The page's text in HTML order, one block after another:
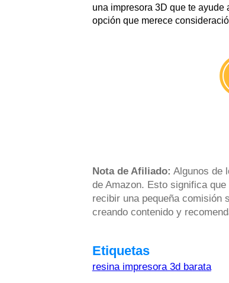
una impresora 3D que te
opción que merece
Nota de Afiliado: Algunos de
de Amazon. Esto significa
recibir una pequeña comisión
creando contenido y
Etiquetas
resina impresora 3d barata